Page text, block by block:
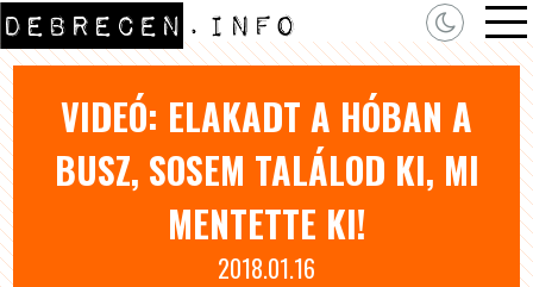
VIDEÓ: ELAKADT A HÓBAN A
BUSZ, SOSEM TALÁLOD KI, MI
MENTETTE KI!
2018.01.16